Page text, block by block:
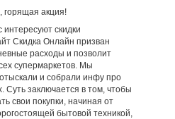
горящая акция!
интересуют скидки
Скидка Онлайн призван
расходы и позволит
супермаркетов. Мы
и собрали инфу про
Суть заключается в том, чтобы
свои покупки, начиная от
бытовой техникой,